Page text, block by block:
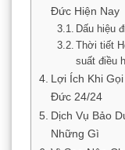
Đức Hiện Nay
Dấu hiệu
Thời tiết
suất điều
Lợi Ích Khi
Đức 24/24
Dịch Vụ Bảo
Những Gì